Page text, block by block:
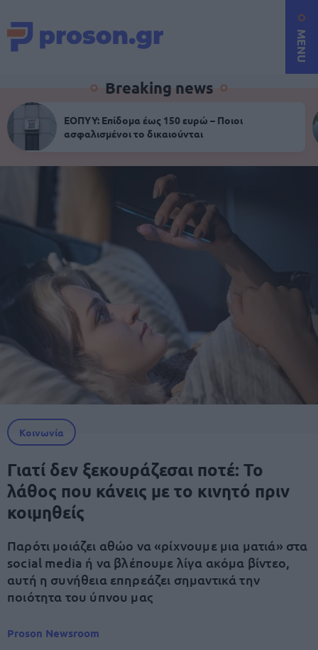
MENU
Breaking news
ΕΟΠΥΥ: Επίδομα έως 150 ευρώ – Ποιοι
ασφαλισμένοι το δικαιούνται
Κοινωνία
Γιατί δεν ξεκουράζεσαι ποτέ: Το
λάθος που κάνεις με το κινητό πριν
κοιμηθείς
Παρότι μοιάζει αθώο να «ρίχνουμε μια ματιά» στα
social media ή να βλέπουμε λίγα ακόμα βίντεο,
αυτή η συνήθεια επηρεάζει σημαντικά την
ποιότητα του ύπνου μας
Proson Newsroom